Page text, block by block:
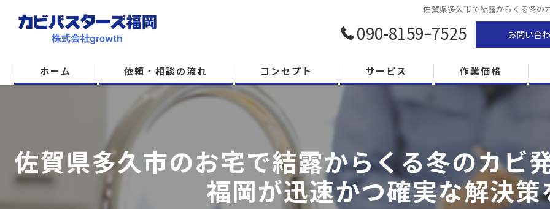
佐賀県多久市で結露からくる冬の
090-8159ｰ7525 お問い合
ホーム 依頼・相談の流れ コンセプト サービス 作業価格
佐賀県多久市のお宅で結露からくる冬のカビ
福岡が迅速かつ確実な解決策